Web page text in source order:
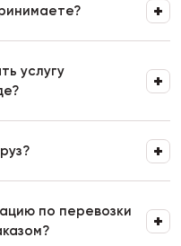
услугу
по перевозки